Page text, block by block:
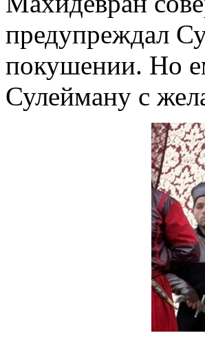
предупреждал
покушении. Но
Сулейману с